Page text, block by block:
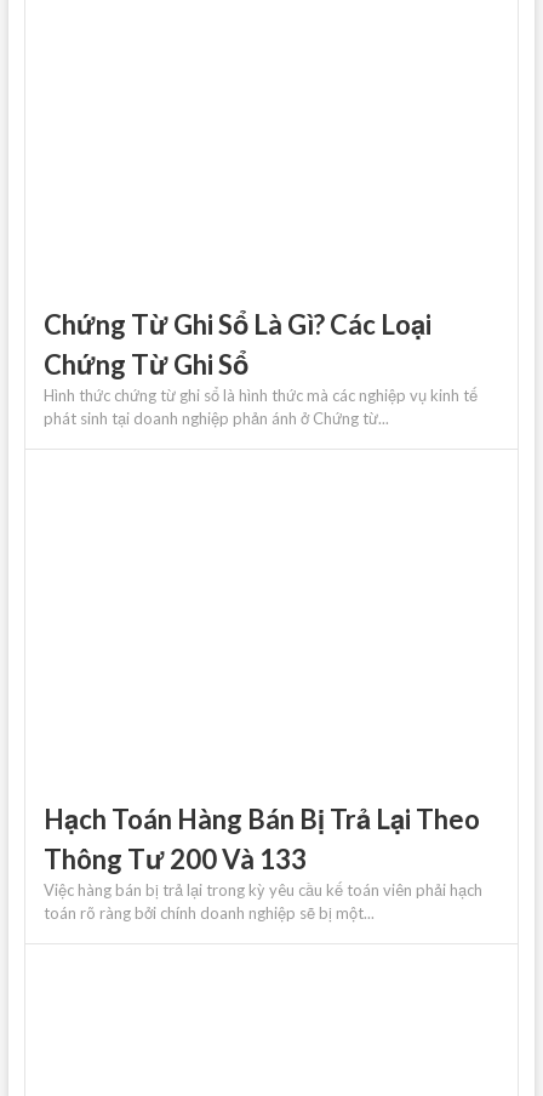
Chứng Từ Ghi Sổ Là Gì? Các Loại
Chứng Từ Ghi Sổ
Hình thức chứng từ ghi sổ là hình thức mà các nghiệp vụ kinh tế
phát sinh tại doanh nghiệp phản ánh ở Chứng từ...
Hạch Toán Hàng Bán Bị Trả Lại Theo
Thông Tư 200 Và 133
Việc hàng bán bị trả lại trong kỳ yêu cầu kế toán viên phải hạch
toán rõ ràng bởi chính doanh nghiệp sẽ bị một...